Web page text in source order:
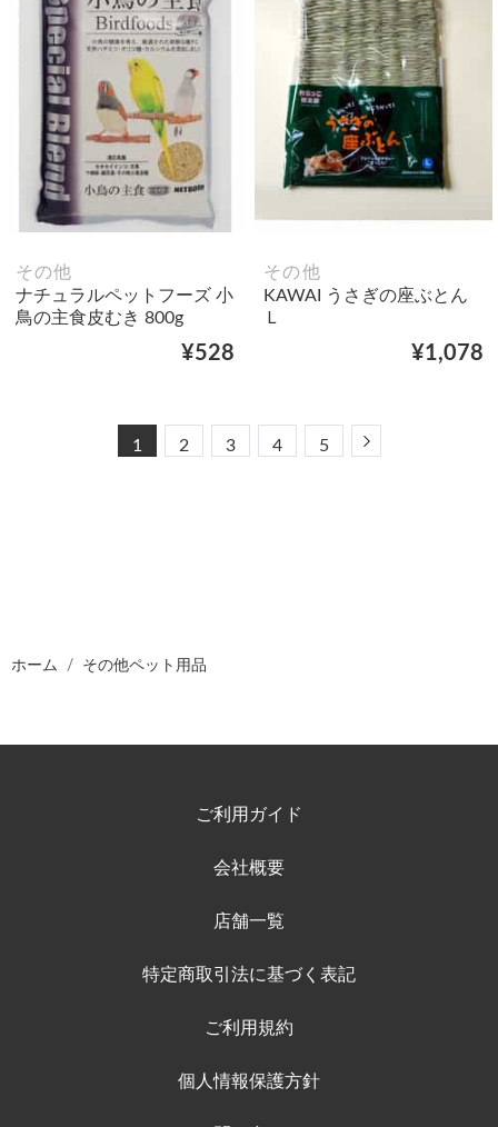
その他
ナチュラルペットフーズ 小
鳥の主食皮むき 800g
¥528
その他
KAWAI うさぎの座ぶとん
Ｌ
¥1,078
1 2 3 4 5 Next
ホーム その他ペット用品
ご利用ガイド
会社概要
店舗一覧
特定商取引法に基づく表記
ご利用規約
個人情報保護方針